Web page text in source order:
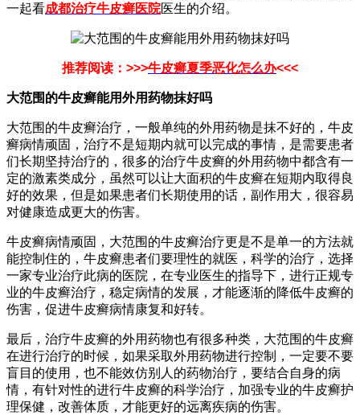
一起看成都治疗牛皮癣医院医生的介绍。
推荐阅读：>>>牛皮癣夏季恶化怎么办<<<
大范围的牛皮癣能用外用药物抹好吗
大范围的牛皮癣治疗，一般单纯的外用药物是抹不好的，牛皮
癣病情顽固，治疗不是短期内就可以完成的事情，是需要患者
们长期坚持治疗的，很多的治疗牛皮癣的外用药物中都含有一
定的激素类成分，虽然可以让大面积的牛皮癣在短期内取得良
好的效果，但是如果患者们长期使用的话，副作用大，很容易
对健康造成更大的伤害。
牛皮癣病情顽固，大范围的牛皮癣治疗更是不是单一的方法就
能控制住的，牛皮癣患者们要理性的就医，科学的治疗，选择
一家专业治疗此病的医院，在专业医生的指导下，进行正规专
业的牛皮癣治疗，稳定病情的发展，才能逐渐的降低牛皮癣的
伤害，促进牛皮癣病情康复和好转。
最后，治疗牛皮癣的外用药物也有很多种类，大范围的牛皮癣
在进行治疗的时候，如果采取外用药物进行控制，一定要不要
盲目的使用，也不能效仿别人的药物治疗，要结合自身的病
情，有针对性的进行牛皮癣的科学治疗，加强专业的牛皮癣护
理保健，改善体质，才能更好的远离疾病的伤害。